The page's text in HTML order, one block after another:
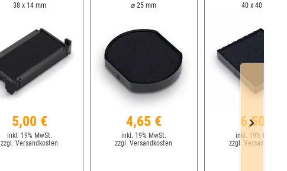
38 x 14 mm
5,00 €
inkl. 19% MwSt.
zzgl. Versandkosten
⌀ 25 mm
4,65 €
inkl. 19% MwSt.
zzgl. Versandkosten
40 x 40 mm
6,50 €
inkl. 19% MwSt.
zzgl. Versandkosten